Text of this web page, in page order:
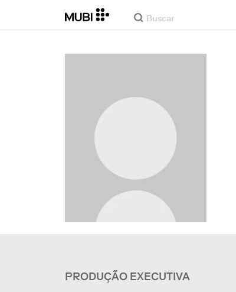
PRODUÇÃO EXECUTIVA